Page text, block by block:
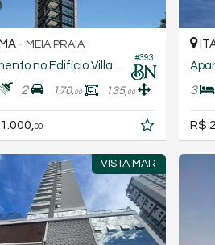
#393
- MEIA PRAIA
2 170,00 135,00
00
3
R$
VISTA MAR